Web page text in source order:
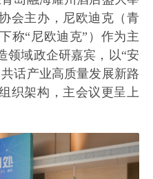
会主办，尼欧迪克（青
称“尼欧迪克”）作为主
领域政企研嘉宾，以“安
话产业高质量发展新路
织架构，主会议更呈上